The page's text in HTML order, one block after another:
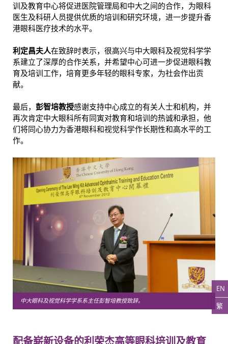
EN
繁
训及教育中心将促进医院管理局和中大之间的合作，为眼科
医生及科研人员提供优质的培训和研究环境，进一步提升香
港眼科医疗技术的水平。
利定昌夫人在致辞时表示，很高兴与中大眼科及视觉科学学
系建立了深厚的合作关系，并希望中心可进一步促进眼科教
育及培训工作，培育更多年轻的眼科专家，为社会作出贡
献。
最后， 彭智培教授感谢支持中心成立的有关人士和机构，并
再次肯定中大眼科所有同寅对教育和培训的热诚和承担，他
们将同心协力为香港眼科和视觉科学作长期性和高水平的工
作。
中大眼科及视觉科学学系系主任彭智培教授致辞。